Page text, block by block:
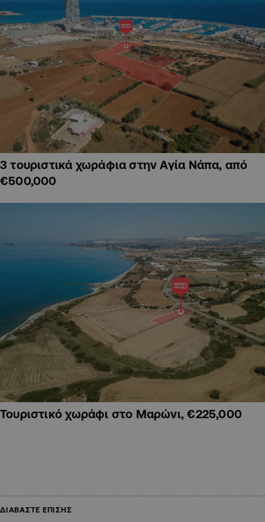
3 τουριστικά χωράφια στην Αγία Νάπα, από
€500,000
Τουριστικό χωράφι στο Μαρώνι, €225,000
ΔΙΑΒΑΣΤΕ ΕΠΙΣΗΣ